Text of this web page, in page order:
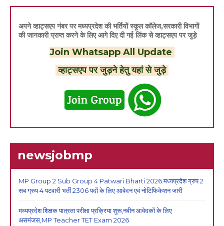
अपने व्हाट्सएप नंबर पर मध्यप्रदेश की भर्तियों स्कूल कॉलेज,सरकारी विभागों
की जानकारी प्राप्त करने के लिए आगे दिए दी गई लिंक से व्हाट्सएप पर जुड़े
Join Whatsapp All Update
व्हाट्सएप पर जुड़ने हेतु यहां से जुड़े
newsjobmp
MP Group 2 Sub Group 4 Patwari Bharti 2026:मध्यप्रदेश ग्रुप 2
सब ग्रुप 4 पटवारी भर्ती 2306 पदों के लिए आवेदन एवं नोटिफिकेशन जारी
मध्यप्रदेश शिक्षक पात्रता परीक्षा प्रक्रिया शुरू,नवीन आवेदकों के लिए
असमंजस,MP Teacher TET Exam 2026